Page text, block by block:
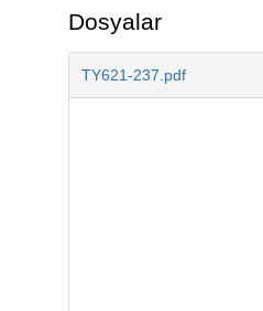
Dosyalar
TY621-237.pdf